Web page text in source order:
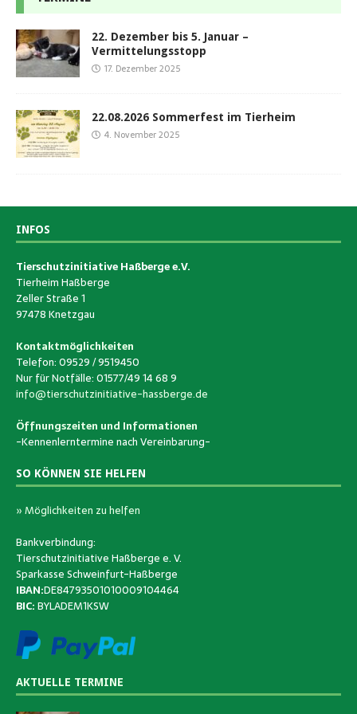
22. Dezember bis 5. Januar –
Vermittelungsstopp
17. Dezember 2025
22.08.2026 Sommerfest im Tierheim
4. November 2025
INFOS
Tierschutzinitiative Haßberge e.V.
Tierheim Haßberge
Zeller Straße 1
97478 Knetzgau
Kontaktmöglichkeiten
Telefon: 09529 / 9519450
Nur für Notfälle: 01577/49 14 68 9
info@tierschutzinitiative-hassberge.de
Öffnungszeiten und Informationen
-Kennenlerntermine nach Vereinbarung-
SO KÖNNEN SIE HELFEN
» Möglichkeiten zu helfen
Bankverbindung:
Tierschutzinitiative Haßberge e. V.
Sparkasse Schweinfurt-Haßberge
IBAN:DE84793501010009104464
BIC:BYLADEM1KSW
AKTUELLE TERMINE